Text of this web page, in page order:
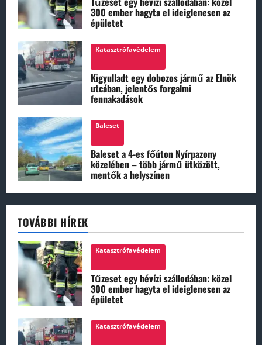
300 ember hagyta el ideiglenesen az
épületet
Katasztrófavédelem
Kigyulladt egy dobozos jármű az Elnök
utcában, jelentős forgalmi
fennakadások
Baleset
Baleset a 4-es főúton Nyírpazony
közelében – több jármű ütközött,
mentők a helyszínen
TOVÁBBI HÍREK
Katasztrófavédelem
Tűzeset egy hévízi szállodában: közel
300 ember hagyta el ideiglenesen az
épületet
Katasztrófavédelem